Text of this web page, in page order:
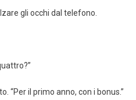
gli occhi dal telefono.
“Per il primo anno, con i bonus.”